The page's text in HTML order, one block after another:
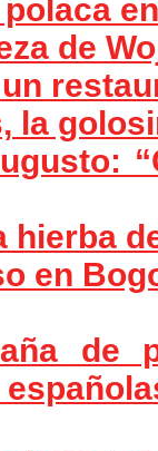
de
la
hierba
en
de